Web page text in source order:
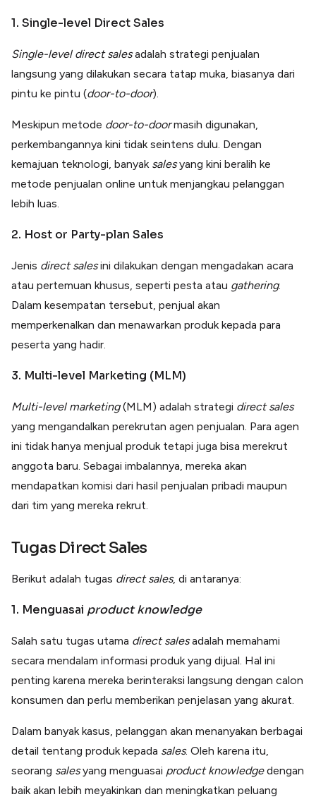
1. Single-level Direct Sales
Single-level direct salesadalah strategi penjualan
langsung yang dilakukan secara tatap muka, biasanya dari
pintu ke pintu (door-to-door).
Meskipun metode door-to-doormasih digunakan,
perkembangannya kini tidak seintens dulu. Dengan
kemajuan teknologi, banyak salesyang kini beralih ke
metode penjualan online untuk menjangkau pelanggan
lebih luas.
2. Host or Party-plan Sales
Jenis direct salesini dilakukan dengan mengadakan acara
atau pertemuan khusus, seperti pesta atau gathering.
Dalam kesempatan tersebut, penjual akan
memperkenalkan dan menawarkan produk kepada para
peserta yang hadir.
3. Multi-level Marketing (MLM)
Multi-level marketing(MLM) adalah strategi direct sales
yang mengandalkan perekrutan agen penjualan. Para agen
ini tidak hanya menjual produk tetapi juga bisa merekrut
anggota baru. Sebagai imbalannya, mereka akan
mendapatkan komisi dari hasil penjualan pribadi maupun
dari tim yang mereka rekrut.
Tugas Direct Sales
Berikut adalah tugas direct sales, di antaranya:
1. Menguasai product knowledge
Salah satu tugas utama direct salesadalah memahami
secara mendalam informasi produk yang dijual. Hal ini
penting karena mereka berinteraksi langsung dengan calon
konsumen dan perlu memberikan penjelasan yang akurat.
Dalam banyak kasus, pelanggan akan menanyakan berbagai
detail tentang produk kepada sales. Oleh karena itu,
seorang salesyang menguasai product knowledgedengan
baik akan lebih meyakinkan dan meningkatkan peluang